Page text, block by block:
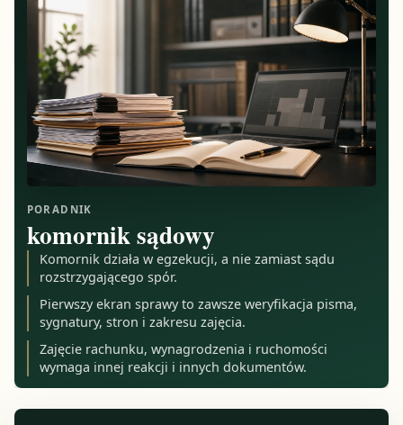
PORADNIK
komornik sądowy
Komornik działa w egzekucji, a nie zamiast sądu
rozstrzygającego spór.
Pierwszy ekran sprawy to zawsze weryfikacja pisma,
sygnatury, stron i zakresu zajęcia.
Zajęcie rachunku, wynagrodzenia i ruchomości
wymaga innej reakcji i innych dokumentów.